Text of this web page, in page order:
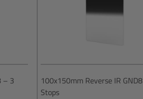
– 3
100x150mm Reverse IR
Stops